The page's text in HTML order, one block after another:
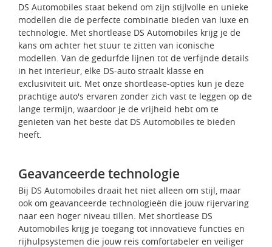
DS Automobiles staat bekend om zijn stijlvolle en unieke
modellen die de perfecte combinatie bieden van luxe en
technologie. Met shortlease DS Automobiles krijg je de
kans om achter het stuur te zitten van iconische
modellen. Van de gedurfde lijnen tot de verfijnde details
in het interieur, elke DS-auto straalt klasse en
exclusiviteit uit. Met onze shortlease-opties kun je deze
prachtige auto's ervaren zonder zich vast te leggen op de
lange termijn, waardoor je de vrijheid hebt om te
genieten van het beste dat DS Automobiles te bieden
heeft.
Geavanceerde technologie
Bij DS Automobiles draait het niet alleen om stijl, maar
ook om geavanceerde technologieën die jouw rijervaring
naar een hoger niveau tillen. Met shortlease DS
Automobiles krijg je toegang tot innovatieve functies en
rijhulpsystemen die jouw reis comfortabeler en veiliger